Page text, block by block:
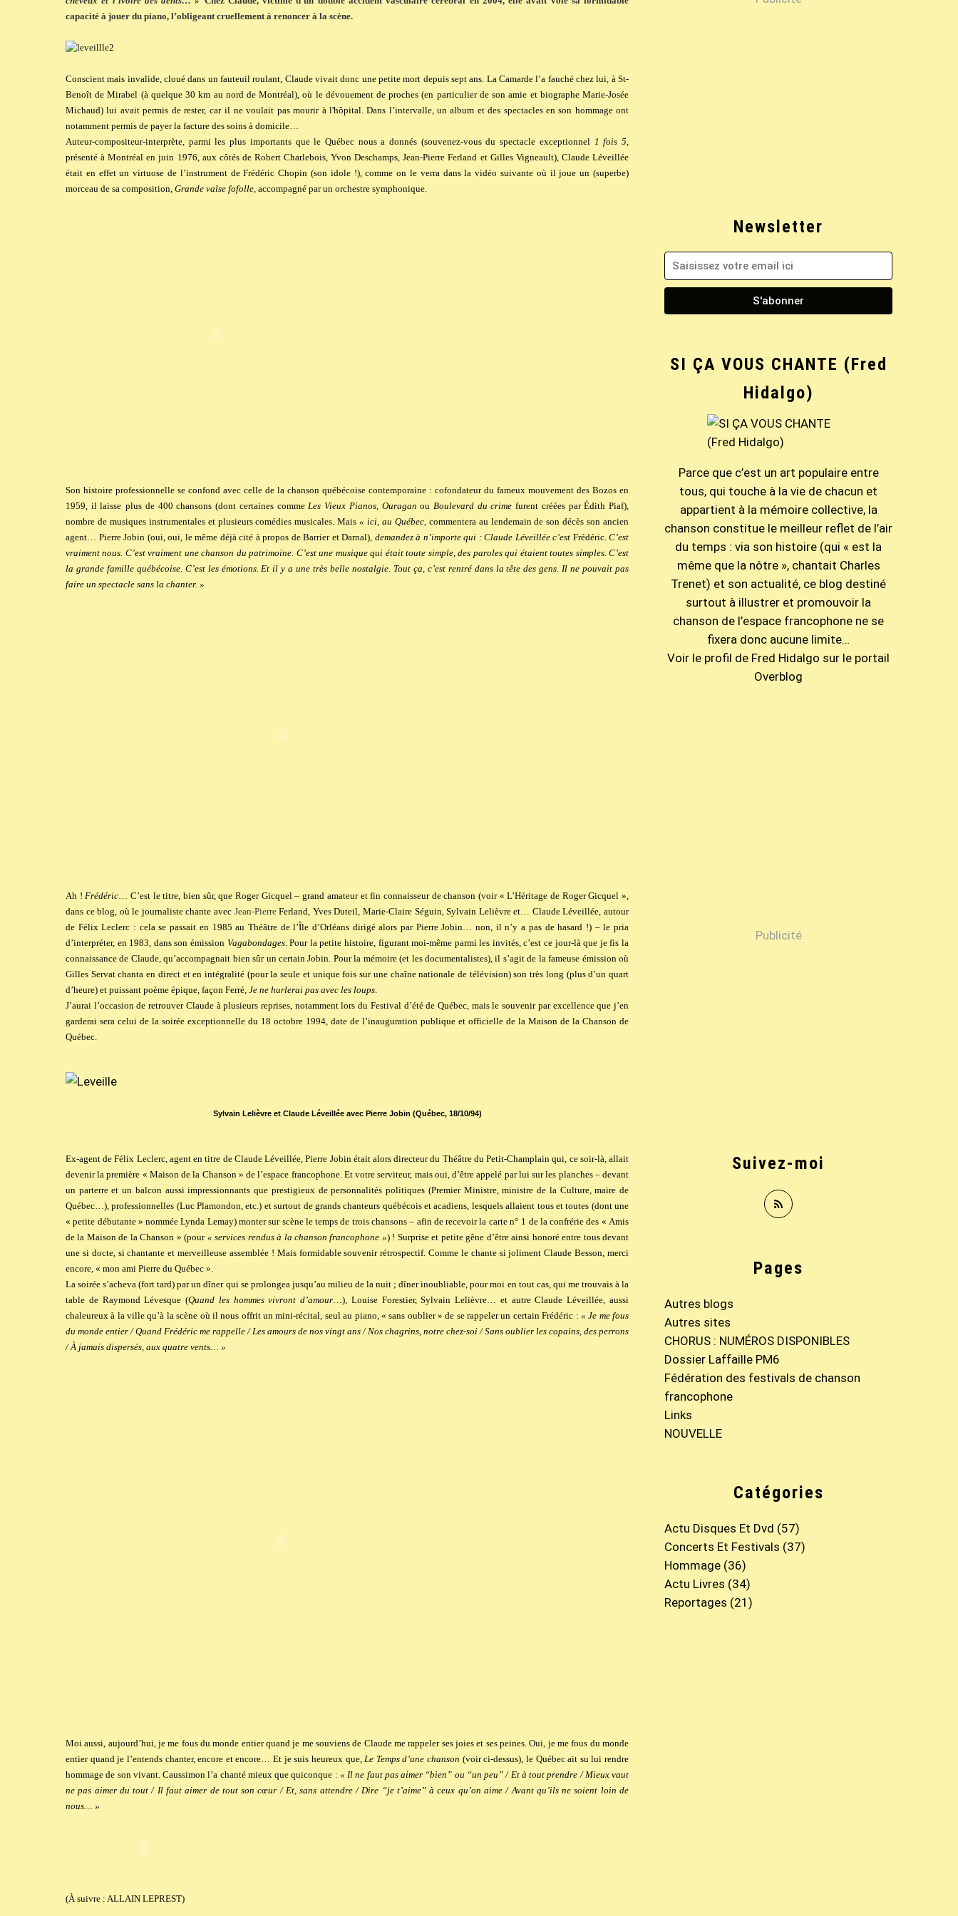
capacité à jouer du piano, l’obligeant cruellement à renoncer à la scène.
Conscient mais invalide, cloué dans un fauteuil roulant, Claude vivait donc une petite mort depuis sept ans. La Camarde l’a fauché chez lui, à St-
Benoît de Mirabel (à quelque 30 km au nord de Montréal), où le dévouement de proches (en particulier de son amie et biographe Marie-Josée
Michaud) lui avait permis de rester, car il ne voulait pas mourir à l'hôpital. Dans l’intervalle, un album et des spectacles en son hommage ont
notamment permis de payer la facture des soins à domicile…
Auteur-compositeur-interprète, parmi les plus importants que le Québec nous a donnés (souvenez-vous du spectacle exceptionnel 1 fois 5
présenté à Montréal en juin 1976, aux côtés de Robert Charlebois, Yvon Deschamps, Jean-Pierre Ferland et Gilles Vigneault), Claude Léveillée
était en effet un virtuose de l’instrument de Frédéric Chopin (son idole !), comme on le verra dans la vidéo suivante où il joue un (superbe)
morceau de sa composition, Grande valse fofolle , accompagné par un orchestre symphonique.
Son histoire professionnelle se confond avec celle de la chanson québécoise contemporaine : cofondateur du fameux mouvement des Bozos en
1959, il laisse plus de 400 chansons (dont certaines comme Les Vieux Pianos, Ouragan ou Boulevard du crime furent créées par Édith Piaf),
nombre de musiques instrumentales et plusieurs comédies musicales. Mais« ici, au Québec, commentera au lendemain de son décès son ancien
agent… Pierre Jobin (oui, oui, le même déjà cité à propos de Barrier et Darnal), demandez à n’importe qui : Claude Léveillée c’est Frédéric. C’est
vraiment nous. C’est vraiment une chanson du patrimoine. C’est une musique qui était toute simple, des paroles qui étaient toutes simples. C’est
la grande famille québécoise. C’est les émotions. Et il y a une très belle nostalgie. Tout ça, c’est rentré dans la tête des gens. Il ne pouvait pas
faire un spectacle sans la chanter. »
Ah ! Frédéric … C’est le titre, bien sûr, que Roger Gicquel – grand amateur et fin connaisseur de chanson (voir «L’Héritage de Roger Gicquel »,
dans ce blog, où le journaliste chante avec Jean-Pierre Ferland, Yves Duteil, Marie-Claire Séguin, Sylvain Lelièvre et… Claude Léveillée, autour
de Félix Leclerc : cela se passait en 1985 au Théâtre de l’Île d’Orléans dirigé alors par Pierre Jobin… non, il n’y a pas de hasard !) – le pria
d’interpréter, en 1983, dans son émission Vagabondages. Pour la petite histoire, figurant moi-même parmi les invités, c’est ce jour-là que je fis la
connaissance de Claude, qu’accompagnait bien sûr un certain Jobin. Pour la mémoire (et les documentalistes), il s’agit de la fameuse émission où
Gilles Servat chanta en direct et en intégralité (pour la seule et unique fois sur une chaîne nationale de télévision) son très long (plus d’un quart
d’heure) et puissant poème épique, façon Ferré, Je ne hurlerai pas avec les loups
J’aurai l’occasion de retrouver Claude à plusieurs reprises, notamment lors du Festival d’été de Québec, mais le souvenir par excellence que j’en
garderai sera celui de la soirée exceptionnelle du 18 octobre 1994, date de l’inauguration publique et officielle de la Maison de la Chanson de
Québec.
Sylvain Lelièvre et Claude Léveillée avec Pierre Jobin (Québec, 18/10/94)
Ex-agent de Félix Leclerc, agent en titre de Claude Léveillée, Pierre Jobin était alors directeur du Théâtre du Petit-Champlain qui, ce soir-là, allait
devenir la première « Maison de la Chanson » de l’espace francophone. Et votre serviteur, mais oui, d’être appelé par lui sur les planches – devant
un parterre et un balcon aussi impressionnants que prestigieux de personnalités politiques (Premier Ministre, ministre de la Culture, maire de
Québec…), professionnelles (Luc Plamondon, etc.) et surtout de grands chanteurs québécois et acadiens, lesquels allaient tous et toutes (dont une
« petite débutante » nommée Lynda Lemay) monter sur scène le temps de trois chansons – afin de recevoir la carte n° 1 de la confrérie des « Amis
de la Maison de la Chanson » (pour « services rendus à la chanson francophone ») ! Surprise et petite gêne d’être ainsi honoré entre tous devant
une si docte, si chantante et merveilleuse assemblée ! Mais formidable souvenir rétrospectif. Comme le chante si joliment Claude Besson, merci
encore, « mon ami Pierre du Québec ».
La soirée s’acheva (fort tard) par un dîner qui se prolongea jusqu’au milieu de la nuit ; dîner inoubliable, pour moi en tout cas, qui me trouvais à la
table de Raymond Lévesque (Quand les hommes vivront d’amour …), Louise Forestier, Sylvain Lelièvre… et autre Claude Léveillée, aussi
chaleureux à la ville qu’à la scène où il nous offrit un mini-récital, seul au piano, « sans oublier » de se rappeler un certain Frédéric : « Je me fous
du monde entier / Quand Frédéric me rappelle / Les amours de nos vingt ans / Nos chagrins, notre chez-soi / Sans oublier les copains, des perrons
/ À jamais dispersés, aux quatre vents… »
Moi aussi, aujourd’hui, je me fous du monde entier quand je me souviens de Claude me rappeler ses joies et ses peines. Oui, je me fous du monde
entier quand je l’entends chanter, encore et encore… Et je suis heureux que, Le Temps d’une chanson (voir ci-dessus), le Québec ait su lui rendre
hommage de son vivant. Caussimon l’a chanté mieux que quiconque : « Il ne faut pas aimer “bien” ou “un peu” / Et à tout prendre / Mieux vaut
ne pas aimer du tout / Il faut aimer de tout son cœur / Et, sans attendre / Dire “je t’aime” à ceux qu’on aime / Avant qu’ils ne soient loin de
nous… »
(À suivre : ALLAIN LEPREST)
Newsletter
Catégories
Actu Disques Et Dvd (57)
Concerts Et Festivals (37)
Hommage (36)
Actu Livres (34)
Reportages (21)
Pages
Autres blogs
Autres sites
CHORUS : NUMÉROS DISPONIBLES
Dossier Laffaille PM6
Fédération des festivals de chanson
francophone
Links
NOUVELLE
SI ÇA VOUS CHANTE (Fred
Hidalgo)
Parce que c’est un art populaire entre
tous, qui touche à la vie de chacun et
appartient à la mémoire collective, la
chanson constitue le meilleur reflet de l’air
du temps : via son histoire (qui « est la
même que la nôtre », chantait Charles
Trenet) et son actualité, ce blog destiné
surtout à illustrer et promouvoir la
chanson de l’espace francophone ne se
fixera donc aucune limite…
Voir le profil de Fred Hidalgo sur le portail
Overblog
Suivez-moi
Publicité